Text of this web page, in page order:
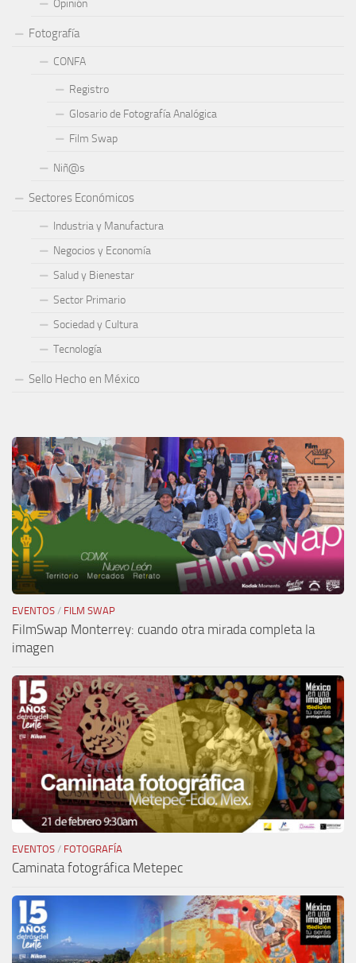
Opinión
Fotografía
CONFA
Registro
Glosario de Fotografía Analógica
Film Swap
Niñ@s
Sectores Económicos
Industria y Manufactura
Negocios y Economía
Salud y Bienestar
Sector Primario
Sociedad y Cultura
Tecnología
Sello Hecho en México
EVENTOS / FILM SWAP
FilmSwap Monterrey: cuando otra mirada completa la
imagen
EVENTOS / FOTOGRAFÍA
Caminata fotográfica Metepec